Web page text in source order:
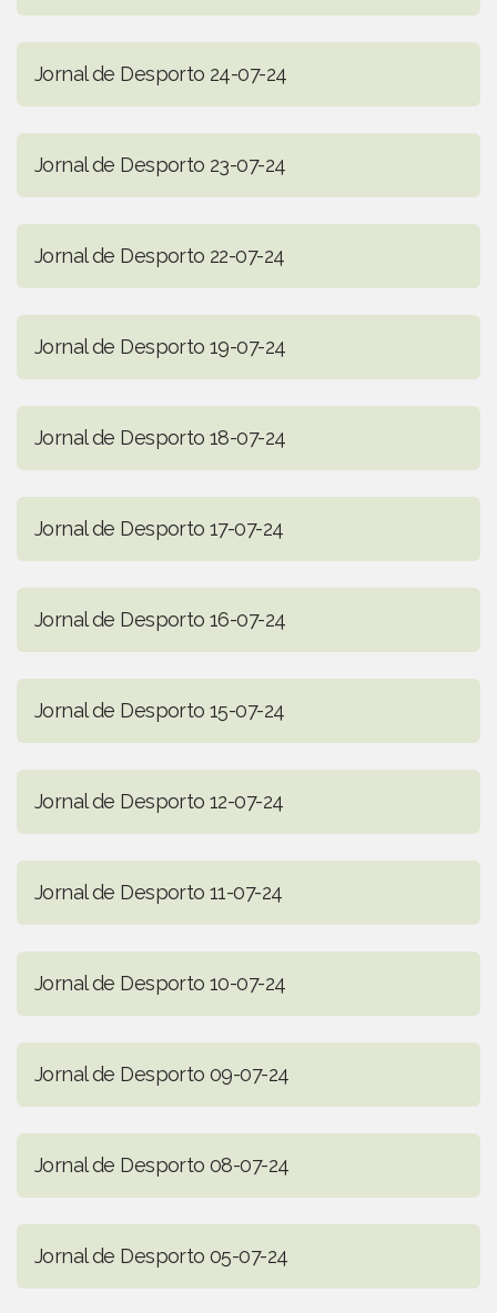
Jornal de Desporto 24-07-24
Jornal de Desporto 23-07-24
Jornal de Desporto 22-07-24
Jornal de Desporto 19-07-24
Jornal de Desporto 18-07-24
Jornal de Desporto 17-07-24
Jornal de Desporto 16-07-24
Jornal de Desporto 15-07-24
Jornal de Desporto 12-07-24
Jornal de Desporto 11-07-24
Jornal de Desporto 10-07-24
Jornal de Desporto 09-07-24
Jornal de Desporto 08-07-24
Jornal de Desporto 05-07-24